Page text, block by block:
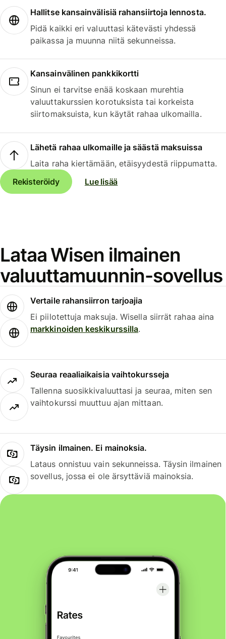
Hallitse kansainvälisiä rahansiirtoja lennosta.
Pidä kaikki eri valuuttasi kätevästi yhdessä
paikassa ja muunna niitä sekunneissa.
Kansainvälinen pankkikortti
Sinun ei tarvitse enää koskaan murehtia
valuuttakurssien korotuksista tai korkeista
siirtomaksuista, kun käytät rahaa ulkomailla.
Lähetä rahaa ulkomaille ja säästä maksuissa
Laita raha kiertämään, etäisyydestä riippumatta.
Rekisteröidy
Lue lisää
Lataa Wisen ilmainen
valuuttamuunnin-sovellus
Vertaile rahansiirron tarjoajia
Ei piilotettuja maksuja. Wisella siirrät rahaa aina
markkinoiden keskikurssilla.
Seuraa reaaliaikaisia vaihtokursseja
Tallenna suosikkivaluuttasi ja seuraa, miten sen
vaihtokurssi muuttuu ajan mittaan.
Täysin ilmainen. Ei mainoksia.
Lataus onnistuu vain sekunneissa. Täysin ilmainen
sovellus, jossa ei ole ärsyttäviä mainoksia.